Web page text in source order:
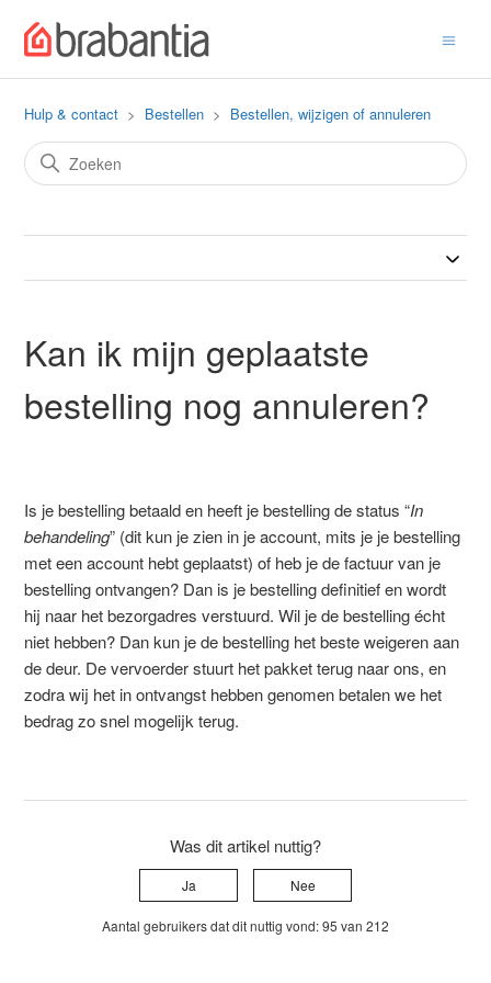
Hulp & contact Bestellen Bestellen, wijzigen of annuleren
Kan ik mijn geplaatste
bestelling nog annuleren?
Is je bestelling betaald en heeft je bestelling de status “In
behandeling” (dit kun je zien in je account, mits je je bestelling
met een account hebt geplaatst) of heb je de factuur van je
bestelling ontvangen? Dan is je bestelling definitief en wordt
hij naar het bezorgadres verstuurd. Wil je de bestelling écht
niet hebben? Dan kun je de bestelling het beste weigeren aan
de deur. De vervoerder stuurt het pakket terug naar ons, en
zodra wij het in ontvangst hebben genomen betalen we het
bedrag zo snel mogelijk terug.
Was dit artikel nuttig?
Ja Nee
Aantal gebruikers dat dit nuttig vond: 95 van 212